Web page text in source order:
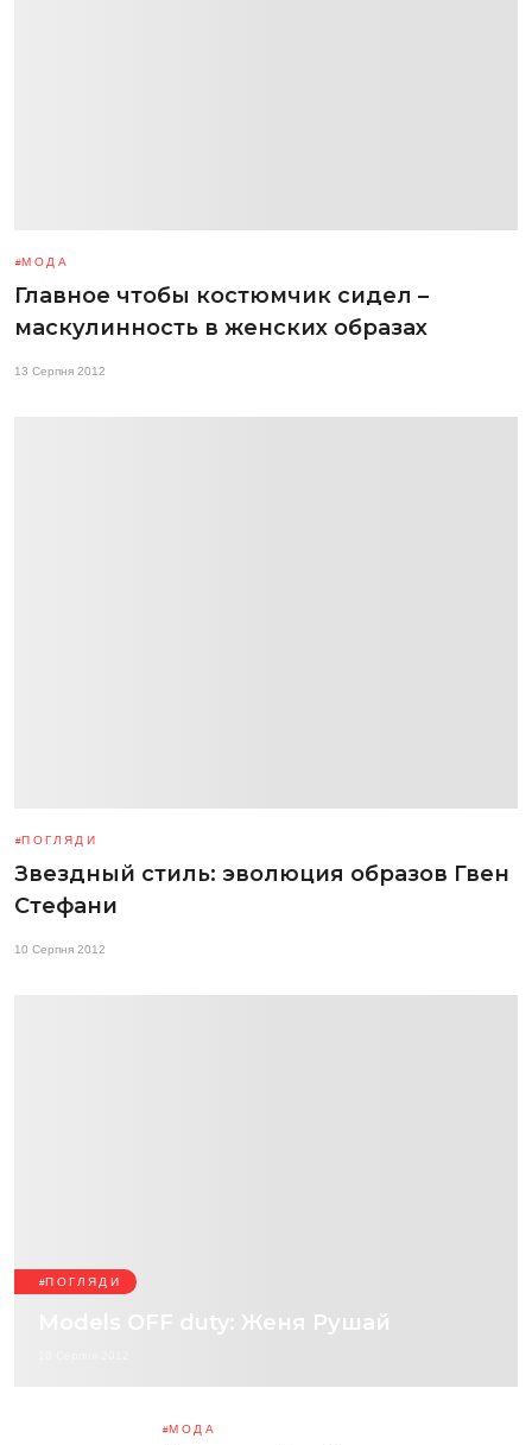
МОДА
Главное чтобы костюмчик сидел –
маскулинность в женских образах
13 Серпня 2012
ПОГЛЯДИ
Звездный стиль: эволюция образов Гвен
Стефани
10 Серпня 2012
ПОГЛЯДИ
Models OFF duty: Женя Рушай
МОДА